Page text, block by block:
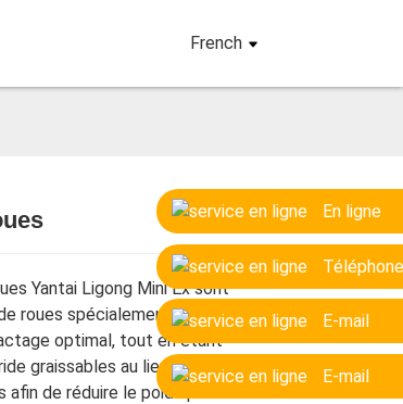
French
En ligne
Téléphone
E-mail
E-mail
Loading...
Loading...
Yantai Ligong Mini Ex sont
roues spécialement conçu
optimal, tout en étant
graissables au lieu de nos
de réduire le poids pour